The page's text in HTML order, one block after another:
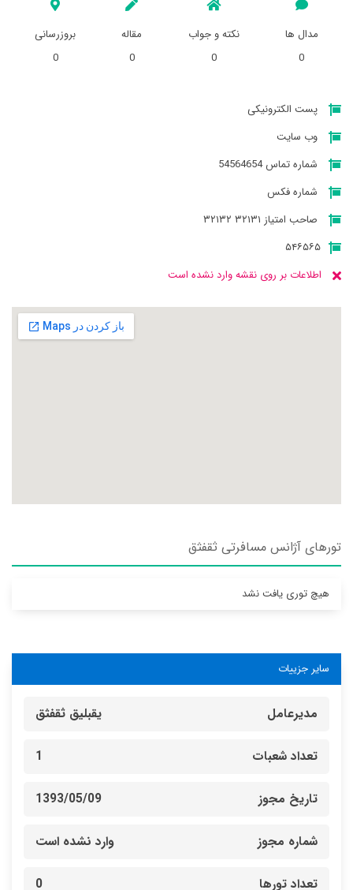
مدال ها
0
نکته و جواب
0
مقاله
0
بروزرسانی
0
پست الکترونیکی
وب سایت
شماره تماس 54564654
شماره فکس
صاحب امتیاز ۳۲۱۳۱ ۳۲۱۳۲
۵۴۶۵۶۵
اطلاعات بر روی نقشه وارد نشده است
تورهای آژانس مسافرتی ثقفثق
هیچ توری یافت نشد
سایر جزییات
مدیرعامل یقبلیق ثقفثق
تعداد شعبات 1
تاریخ مجوز 1393/05/09
شماره مجوز وارد نشده است
تعداد تورها 0